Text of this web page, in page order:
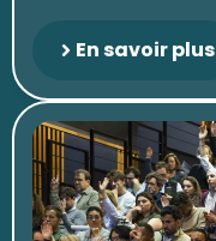
En savoir plus